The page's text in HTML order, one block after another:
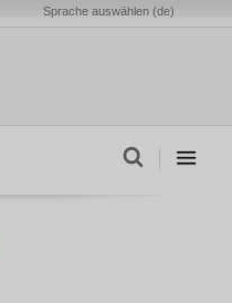
Sprache auswählen (de)